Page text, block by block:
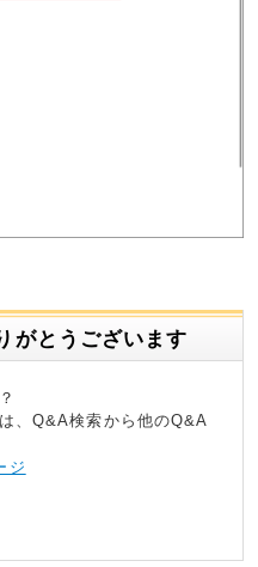
がとうございます
、Q&A検索から他のQ&A
ジ